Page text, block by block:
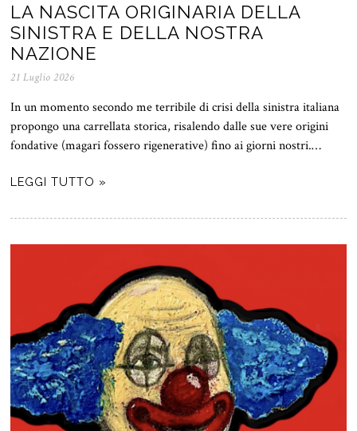
LA NASCITA ORIGINARIA DELLA
SINISTRA E DELLA NOSTRA
NAZIONE
21 Luglio 2026
In un momento secondo me terribile di crisi della sinistra italiana
propongo una carrellata storica, risalendo dalle sue vere origini
fondative (magari fossero rigenerative) fino ai giorni nostri.…
LEGGI TUTTO »